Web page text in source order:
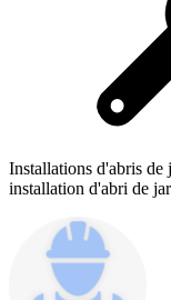
Installations d'abris de
installation d'abri de